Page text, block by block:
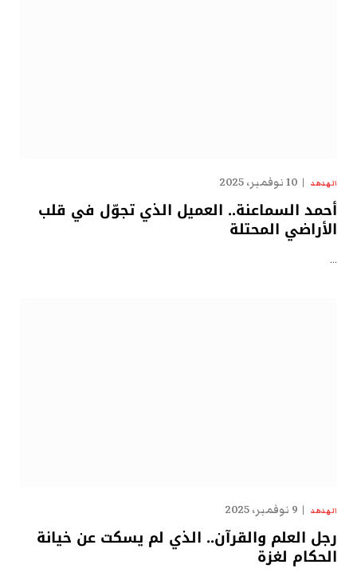
الهدهد 10 نوفمبر، 2025
أحمد السماعنة.. العميل الذي تجوّل في قلب
الأراضي المحتلة
…
الهدهد 9 نوفمبر، 2025
رجل العلم والقرآن.. الذي لم يسكت عن خيانة
الحكام لغزة